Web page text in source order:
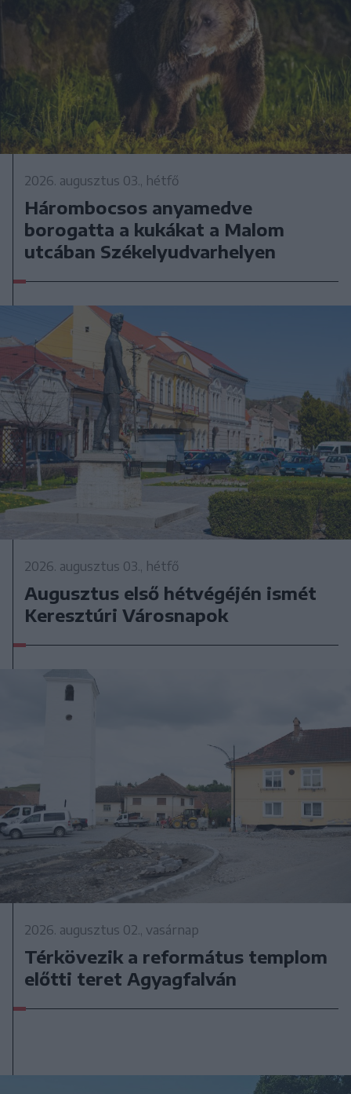
2026. augusztus 03., hétfő
Hárombocsos anyamedve
borogatta a kukákat a Malom
utcában Székelyudvarhelyen
2026. augusztus 03., hétfő
Augusztus első hétvégéjén ismét
Keresztúri Városnapok
2026. augusztus 02., vasárnap
Térkövezik a református templom
előtti teret Agyagfalván